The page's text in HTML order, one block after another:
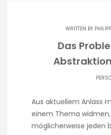
WRITTEN BY
Das
Aus aktuellem Anlass
einem Thema
möglicherweise jeden